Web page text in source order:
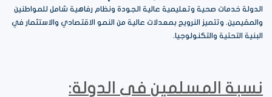
الدولة خدمات صحية وتعليمية عالية الجودة ونظام رفاهية شامل للمواطنين
والمقيمين. وتتميز النرويج بمعدلات عالية من النمو الاقتصادي والاستثمار في
البنية التحتية والتكنولوجيا.
نسبة المسلمين في الدولة: